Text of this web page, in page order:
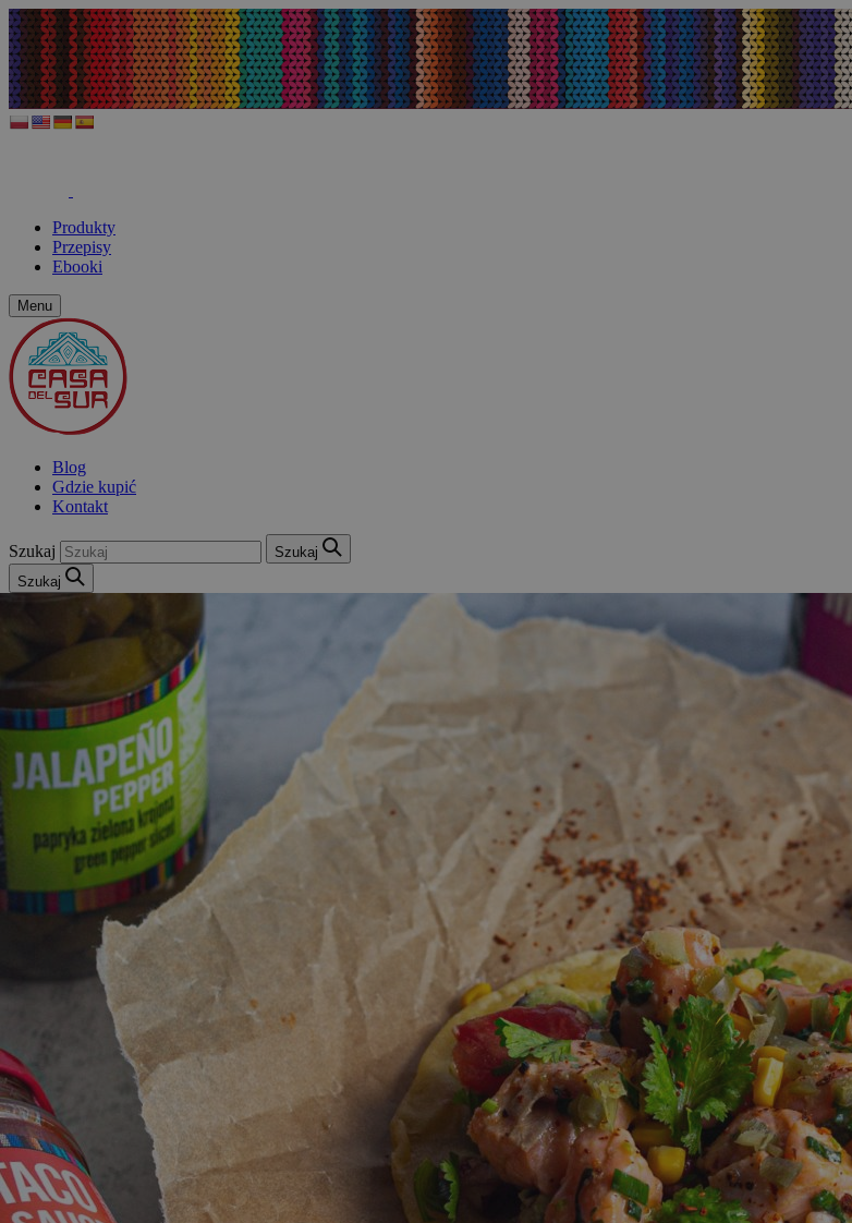
Produkty
Przepisy
Ebooki
Menu
Blog
Gdzie kupić
Kontakt
Szukaj
Szukaj
Szukaj